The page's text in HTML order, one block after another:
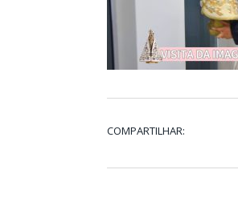
COMPARTILHAR: